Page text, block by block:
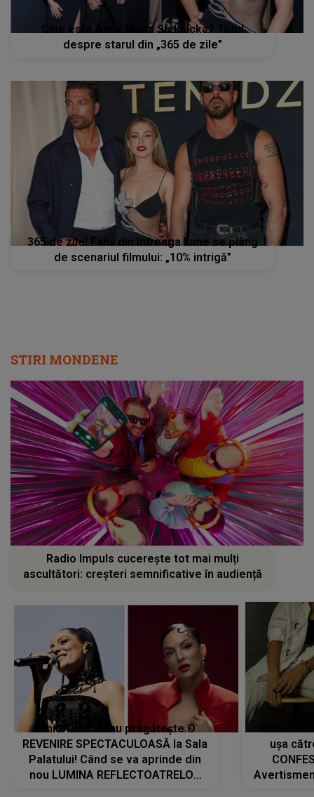
Cine este Anna Maria Sieklucka? Totul
despre starul din „365 de zile”
365 de zile! Fanii din întreaga lume se plâng
de scenariul filmului: „10% intrigă”
STIRI MONDENE
Radio Impuls cucerește tot mai mulți
ascultători: creșteri semnificative în audiență
Tania Turtureanu pregătește O
REVENIRE SPECTACULOASĂ la Sala
Palatului! Când se va aprinde din
nou LUMINA REFLECTOATRELOR
ușa